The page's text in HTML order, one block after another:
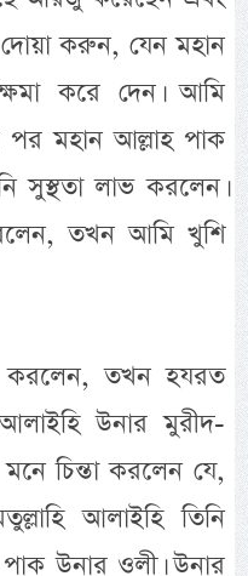
করুন, যেন মহান
করে দেন। আমি
মহান আল্লাহ পাক
সুস্থতা লাভ করলেন।
তখন আমি খুশি
করলেন, তখন হযরত
আলাইহি উনার মুরীদ-
চিন্তা করলেন যে,
আলাইহি তিনি
উনার ওলী। উনার